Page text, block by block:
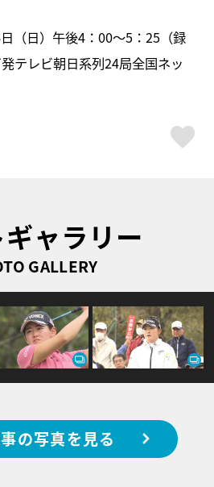
（日）午後4：00～5：25（録
テレビ朝日系列24局全国ネッ
ャラリー
GALLERY
の写真を見る